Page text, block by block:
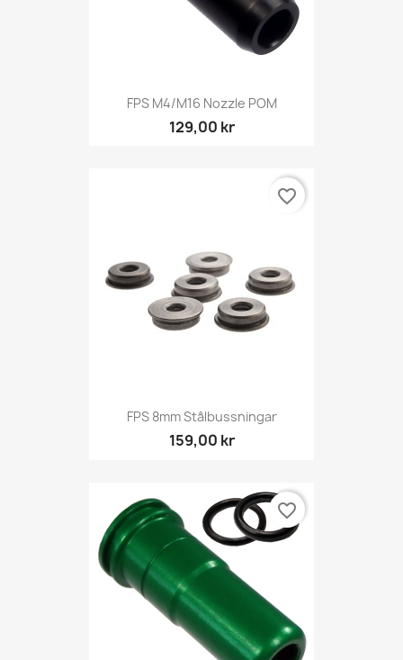
FPS M4/M16 Nozzle POM
129,00 kr
FPS 8mm Stålbussningar
159,00 kr
favorite_border
favorite_border